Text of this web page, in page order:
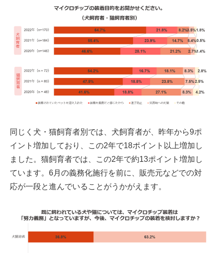
同じく犬・猫飼育者別では、犬飼育者が、昨年から9ポ
イント増加しており、この2年で18ポイント以上増加し
ました。猫飼育者では、この2年で約13ポイント増加し
ています。6月の義務化施行を前に、販売元などでの対
応が一段と進んでいることがうかがえます。